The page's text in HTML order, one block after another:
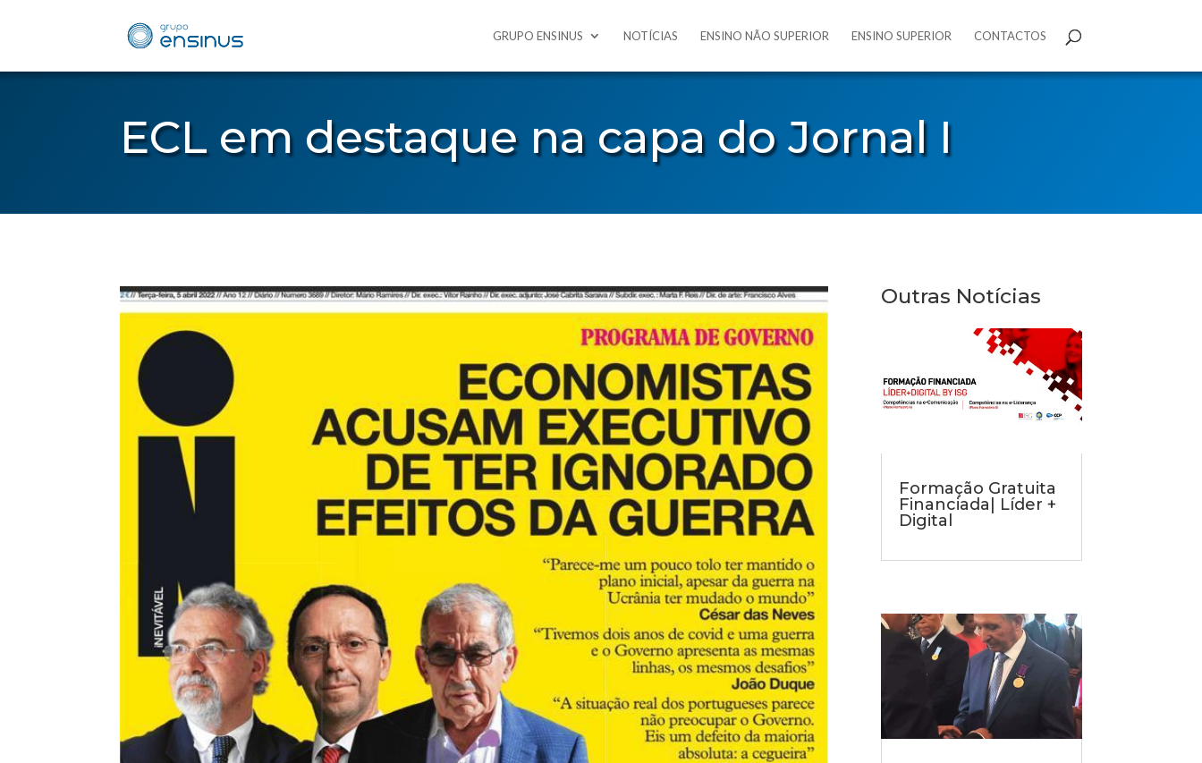
GRUPO ENSINUS NOTÍCIAS ENSINO NÃO SUPERIOR ENSINO SUPERIOR CONTACTOS
ECL em destaque na capa do Jornal I
Outras Notícias
Formação Gratuita
Financiada| Líder +
Digital